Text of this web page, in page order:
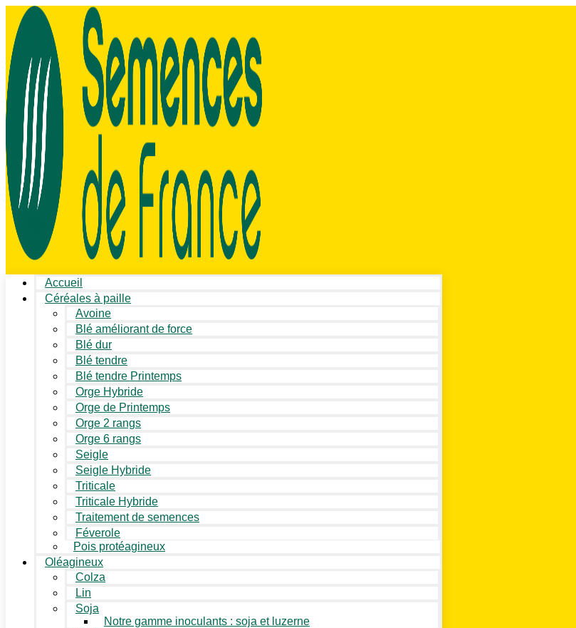
Accueil
Céréales à paille
Avoine
Blé améliorant de force
Blé dur
Blé tendre
Blé tendre Printemps
Orge Hybride
Orge de Printemps
Orge 2 rangs
Orge 6 rangs
Seigle
Seigle Hybride
Triticale
Triticale Hybride
Traitement de semences
Féverole
Pois protéagineux
Oléagineux
Colza
Lin
Soja
Notre gamme inoculants : soja et luzerne